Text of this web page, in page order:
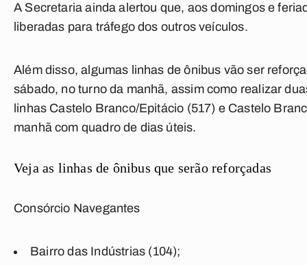
A Secretaria ainda alertou que, aos domingos e
liberadas para tráfego dos outros veículos.
Além disso, algumas linhas de ônibus vão ser
sábado, no turno da manhã, assim como realizar
linhas Castelo Branco/Epitácio (517) e Castelo
manhã com quadro de dias úteis.
Veja as linhas de ônibus que serão reforçadas
Consórcio Navegantes
Bairro das Indústrias (104);